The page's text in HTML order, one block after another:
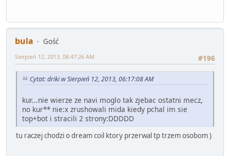
bula
Gość
#196
Sierpień 12, 2013, 08:47:26 AM
Cytat: driki w Sierpień 12, 2013, 06:17:08 AM
kur...nie wierze ze navi moglo tak zjebac ostatni mecz,
no kur** nie:x zrushowali mida kiedy pchal im sie
top+bot i stracili 2 strony:DDDDD
tu raczej chodzi o dream coil ktory przerwal tp trzem osobom )